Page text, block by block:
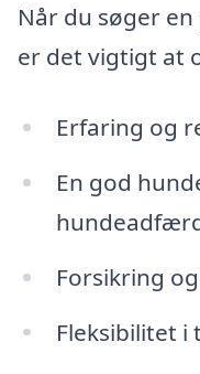
Når du søger
er det vigtigt at
Erfaring og
En god
Forsikring
Fleksibilitet i